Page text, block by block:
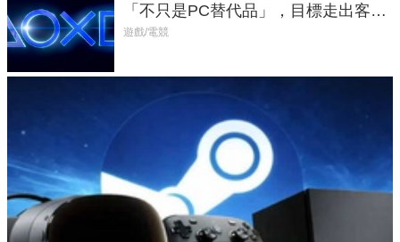
「不只是PC替代品」，目標走出客
廳、進軍電競桌面
遊戲/電競